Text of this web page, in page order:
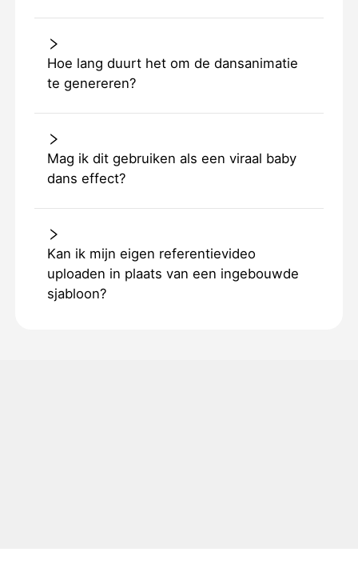
Hoe lang duurt het om de dansanimatie
te genereren?
Mag ik dit gebruiken als een viraal baby
dans effect?
Kan ik mijn eigen referentievideo
uploaden in plaats van een ingebouwde
sjabloon?